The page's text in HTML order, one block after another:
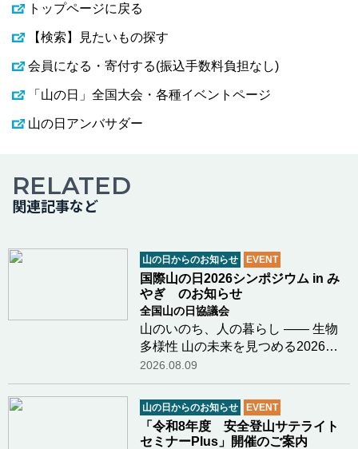
トップページに戻る
【検索】見たいもの探す
会員になる・寄付する(振込手数料負担なし)
「山の日」全国大会・各種イベントページ
山の日アンバサダー
RELATED
関連記事など
山の日からのお知らせ EVENT
国際山の日2026シンポジウム in み
やぎ のお知らせ
全国山の日協議会
山のいのち、人の暮らし ―― 生物
多様性 山の未来を見つめる2026年
12月6日（日）、宮城県栗原市にお
いて「国際山の日2026シンポジウム
in みやぎ」を開催いたします。今年
のテーマは「生物多様性」。気候変
動という大きな揺…つづきを読む
2026.08.09
山の日からのお知らせ EVENT
「令和8年度 安全登山サテライト
セミナーPlus」開催のご案内